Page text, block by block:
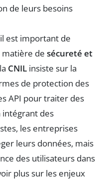
de leurs besoins
est important de
matière de sécureté et
CNIL insiste sur la
de protection des
API pour traiter des
intégrant des
les entreprises
leurs données, mais
des utilisateurs dans
plus sur les enjeux